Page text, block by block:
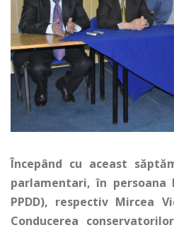
Începând cu aceast
parlamentari, în persoana
PPDD), respectiv Mircea
Conducerea